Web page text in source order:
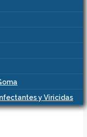
y Viricidas